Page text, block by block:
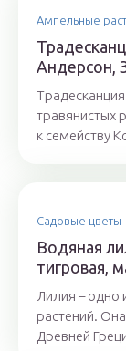
Ампельные
Андерсон,
травянистых
к семейству
Садовые цветы
Водяная
тигровая,
Лилия – одно
растений.
Древней